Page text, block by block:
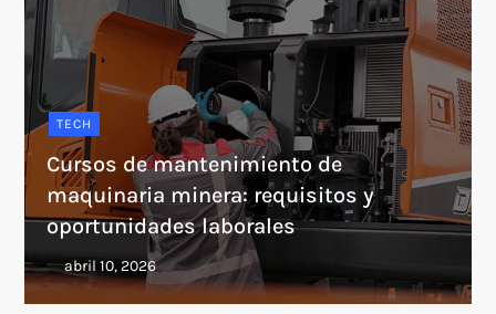
TECH
Cursos de mantenimiento de
maquinaria minera: requisitos y
oportunidades laborales